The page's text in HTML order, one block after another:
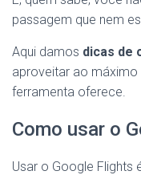
passagem que nem
Aqui damos dicas de
aproveitar ao máximo
ferramenta oferece.
Como usar o
Usar o Google Flights